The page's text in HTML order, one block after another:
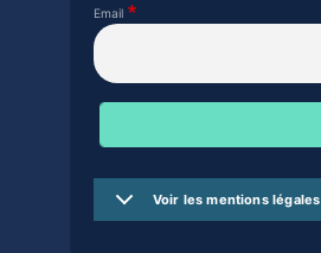
Email
Voir les mentions légales